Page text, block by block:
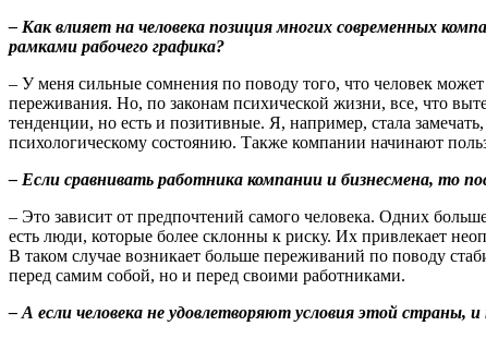
– Как влияет на человека позиция многих современных
рамками рабочего графика?
– У меня сильные сомнения по поводу того, что человек
переживания. Но, по законам психической жизни, все, что
тенденции, но есть и позитивные. Я, например, стала
психологическому состоянию. Также компании начинают
– Если сравнивать работника компании и бизнесмена, то
– Это зависит от предпочтений самого человека. Одних
есть люди, которые более склонны к риску. Их привлекает
В таком случае возникает больше переживаний по поводу
перед самим собой, но и перед своими работниками.
– А если человека не удовлетворяют условия этой страны,